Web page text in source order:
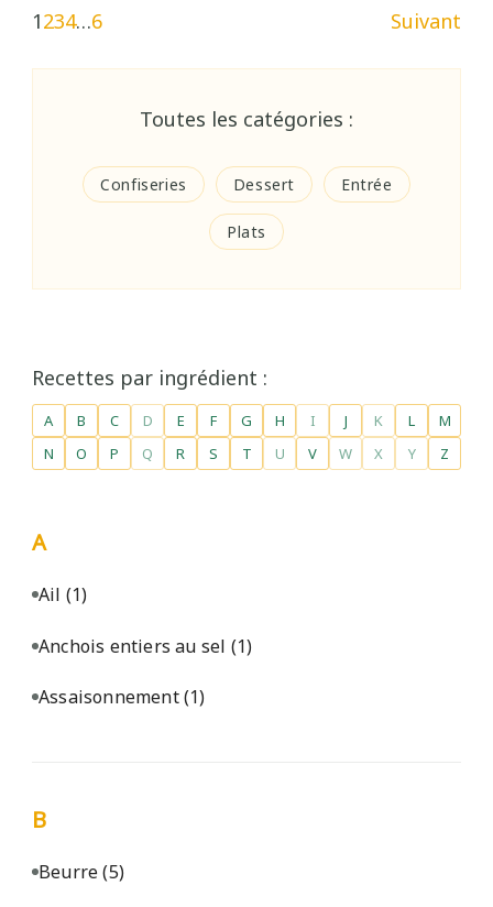
1234…6 Suivant
Toutes les catégories :
Confiseries Dessert Entrée
Plats
Recettes par ingrédient :
A B C D E F G H I J K L
M
N
O P Q R S T U V W X Y Z
A
Ail (1)
Anchois entiers au sel (1)
Assaisonnement(1)
B
Beurre(5)